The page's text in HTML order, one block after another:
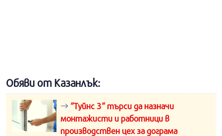
Обяви от Казанлък:
“Туйнс 3“ търси да назначи
монтажисти и работници в
производствен цех за дограма